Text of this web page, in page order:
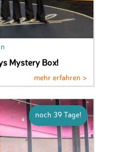
Mystery Box!
mehr erfahren >
noch 39 Tage!